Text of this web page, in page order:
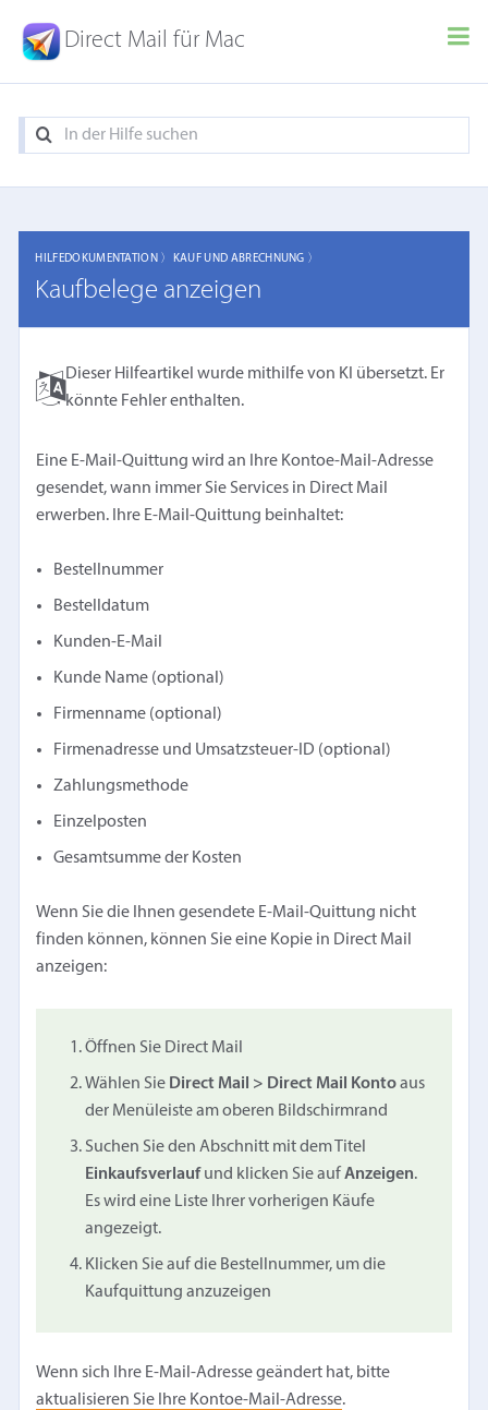
Direct Mail für Mac
HILFEDOKUMENTATION 〉 KAUF UND ABRECHNUNG 〉
Kaufbelege anzeigen
Dieser Hilfeartikel wurde mithilfe von KI übersetzt. Er
könnte Fehler enthalten.
Eine E-Mail-Quittung wird an Ihre Kontoe-Mail-Adresse
gesendet, wann immer Sie Services in Direct Mail
erwerben. Ihre E-Mail-Quittung beinhaltet:
Bestellnummer
Bestelldatum
Kunden-E-Mail
Kunde Name (optional)
Firmenname (optional)
Firmenadresse und Umsatzsteuer-ID (optional)
Zahlungsmethode
Einzelposten
Gesamtsumme der Kosten
Wenn Sie die Ihnen gesendete E-Mail-Quittung nicht
finden können, können Sie eine Kopie in Direct Mail
anzeigen:
Öffnen Sie Direct Mail
Wählen Sie Direct Mail > Direct Mail Kontoaus
der Menüleiste am oberen Bildschirmrand
Suchen Sie den Abschnitt mit dem Titel
Einkaufsverlaufund klicken Sie aufAnzeigen.
Es wird eine Liste Ihrer vorherigen Käufe
angezeigt.
Klicken Sie auf die Bestellnummer, um die
Kaufquittung anzuzeigen
Wenn sich Ihre E-Mail-Adresse geändert hat, bitte
aktualisieren Sie Ihre Kontoe-Mail-Adresse.